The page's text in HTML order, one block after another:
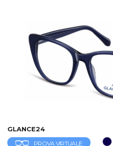
GLANCE24
PROVA VIRTUALE